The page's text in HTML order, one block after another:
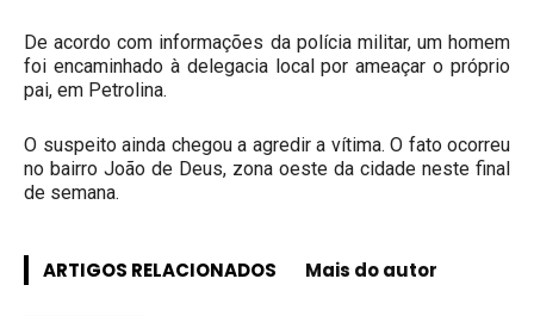
De acordo com informações da polícia militar, um homem
foi encaminhado à delegacia local por ameaçar o próprio
pai, em Petrolina.
O suspeito ainda chegou a agredir a vítima. O fato ocorreu
no bairro João de Deus, zona oeste da cidade neste final
de semana.
ARTIGOS RELACIONADOS Mais do autor